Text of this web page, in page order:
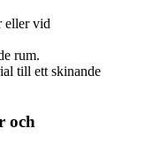
eller vid
rum.
till ett skinande
och